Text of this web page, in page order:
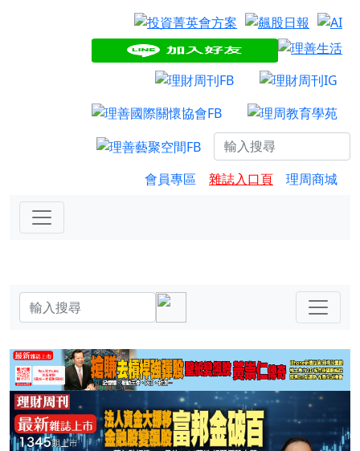
會員專區 雜誌入口頁 理周商城